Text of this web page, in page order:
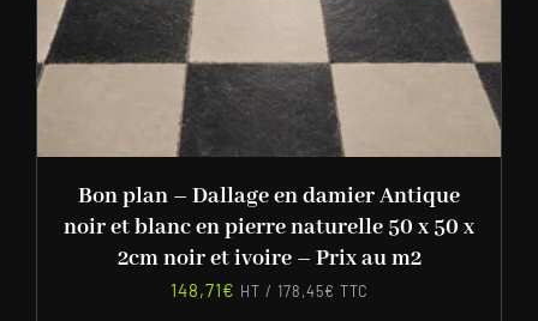
Bon plan – Dallage en damier Antique
noir et blanc en pierre naturelle 50 x 50 x
2cm noir et ivoire – Prix au m2
148,71€ HT / 178,45€ TTC